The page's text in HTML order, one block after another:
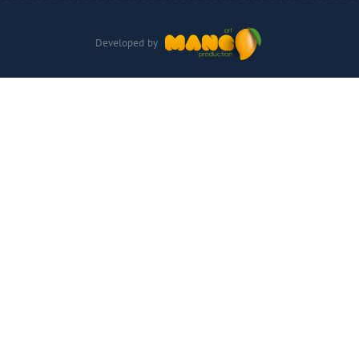
Developed by